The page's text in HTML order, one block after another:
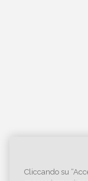
Cliccando su